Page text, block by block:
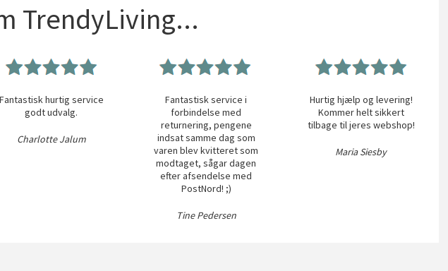
TrendyLiving...
Fantastisk hurtig service
godt udvalg.
Charlotte Jalum
Fantastisk service i
forbindelse med
returnering, pengene
indsat samme dag som
varen blev kvitteret som
modtaget, sågar dagen
efter afsendelse med
PostNord! ;)
Tine Pedersen
Hurtig hjælp og levering!
Kommer helt sikkert
tilbage til jeres webshop!
Maria Siesby